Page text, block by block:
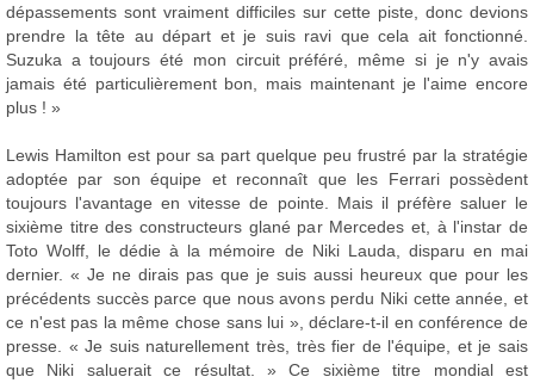
dépassements sont vraiment difficiles sur cette piste, donc devions
prendre la tête au départ et je suis ravi que cela ait fonctionné.
Suzuka a toujours été mon circuit préféré, même si je n'y avais
jamais été particulièrement bon, mais maintenant je l'aime encore
plus ! »
Lewis Hamilton est pour sa part quelque peu frustré par la stratégie
adoptée par son équipe et reconnaît que les Ferrari possèdent
toujours l'avantage en vitesse de pointe. Mais il préfère saluer le
sixième titre des constructeurs glané par Mercedes et, à l'instar de
Toto Wolff, le dédie à la mémoire de Niki Lauda, disparu en mai
dernier. « Je ne dirais pas que je suis aussi heureux que pour les
précédents succès parce que nous avons perdu Niki cette année, et
ce n'est pas la même chose sans lui », déclare-t-il en conférence de
presse. « Je suis naturellement très, très fier de l'équipe, et je sais
que Niki saluerait ce résultat. » Ce sixième titre mondial est